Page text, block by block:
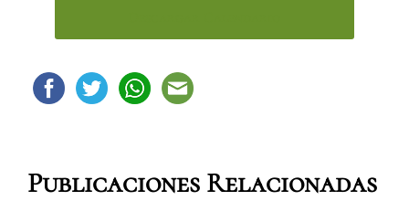
Publicaciones Relacionadas